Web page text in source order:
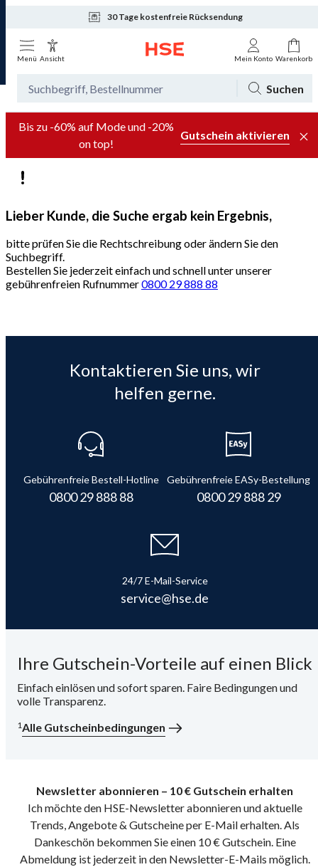
30 Tage kostenfreie Rücksendung
Tagesaktuelle Angebote
Menü Ansicht Mein Konto Warenkorb
Suchen
Bis zu -60% auf Mode und -20%
on top!
Gutschein aktivieren
Lieber Kunde, die Suche ergab kein Ergebnis,
bitte prüfen Sie die Rechtschreibung oder ändern Sie den
Suchbegriff.
Bestellen Sie jederzeit einfach und schnell unter unserer
gebührenfreien Rufnummer0800 29 888 88
Kontaktieren Sie uns, wir
helfen gerne.
Gebührenfreie Bestell-Hotline
0800 29 888 88
Gebührenfreie EASy-Bestellung
0800 29 888 29
24/7 E-Mail-Service
service@hse.de
Ihre Gutschein-Vorteile auf einen Blick
Einfach einlösen und sofort sparen. Faire Bedingungen und
volle Transparenz.
1Alle Gutscheinbedingungen
Newsletter abonnieren – 10 € Gutschein erhalten
Ich möchte den HSE-Newsletter abonnieren und aktuelle
Trends, Angebote & Gutscheine per E-Mail erhalten. Als
Dankeschön bekommen Sie einen 10 € Gutschein. Eine
Abmeldung ist jederzeit in den Newsletter-E-Mails möglich.